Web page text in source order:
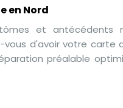
en Nord
et antécédents
d'avoir votre carte
préalable